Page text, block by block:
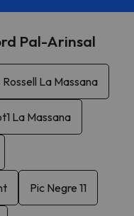
Pal-Arinsal
La Massana
La Massana
Pic Negre 11